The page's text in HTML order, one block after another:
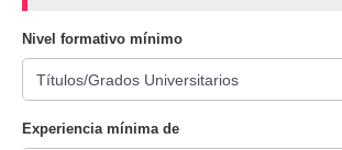
Nivel formativo mínimo
Experiencia mínima de